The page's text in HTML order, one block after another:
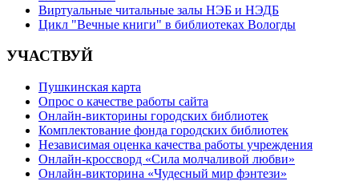
Виртуальные читальные залы НЭБ и НЭДБ
Цикл "Вечные книги" в библиотеках Вологды
УЧАСТВУЙ
Пушкинская карта
Опрос о качестве работы сайта
Онлайн-викторины городских библиотек
Комплектование фонда городских библиотек
Независимая оценка качества работы учреждения
Онлайн-кроссворд «Сила молчаливой любви»
Онлайн-викторина «Чудесный мир фэнтези»